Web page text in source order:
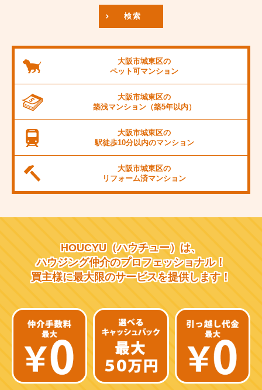
JR阪和線
JR桜島線
阪堺電軌上町線
東海道新幹線
阪急千里線
JR片町線
近鉄南大阪線
京阪中之島線
近鉄難波線
検索
大阪市城東区の
ペット可マンション
大阪市城東区の
築浅マンション（築5年以内）
大阪市城東区の
駅徒歩10分以内のマンション
大阪市城東区の
リフォーム済マンション
HOUCYU（ハウチュー）は、
ハウジング仲介のプロフェッショナル！
買主様に最大限のサービスを提供します！